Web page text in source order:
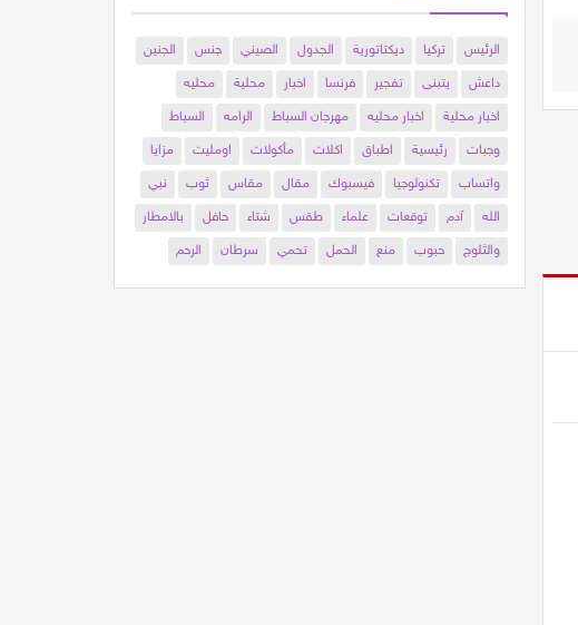
الرئيس تركيا ديكتاتورية الجدول الصيني جنس
الجنين
داعش
يتبنى تفجير فرنسا اخبار محلية
محليه
اخبار محلية
اخبار محليه مهرجان السباط الرامه
السباط
وجبات
رئيسية اطباق اكلات مأكولات اومليت
مزايا
واتساب
تكنولوجيا فيسبوك مقال مقاس ثوب
نبي
الله
آدم توقعات علماء طقس شتاء حافل
بالامطار
والثلوج
حبوب منع الحمل تحمي سرطان الرحم